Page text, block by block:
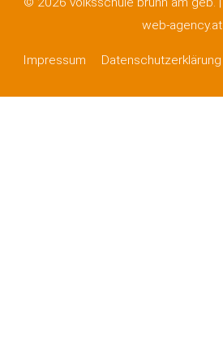
web-agency.at
Impressum Datenschutzerklärung